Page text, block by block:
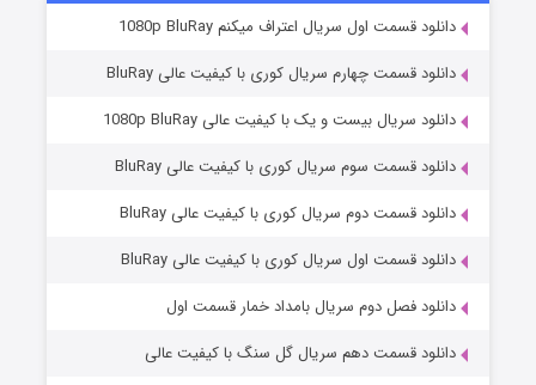
مردگان متحرک: شهر مرده ۳
قسمت۲ (زیرنویس) منتشر شد
دانلود قسمت اول سریال اعتراف میکنم 1080p BluRay
دانلود قسمت چهارم سریال کوری با کیفیت عالی BluRay
دانلود سریال بیست و یک با کیفیت عالی 1080p BluRay
دانلود قسمت سوم سریال کوری با کیفیت عالی BluRay
دانلود قسمت دوم سریال کوری با کیفیت عالی BluRay
دانلود قسمت اول سریال کوری با کیفیت عالی BluRay
دانلود فصل دوم سریال بامداد خمار قسمت اول
دانلود قسمت دهم سریال گل سنگ با کیفیت عالی